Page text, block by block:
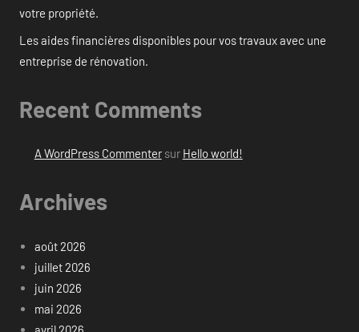
votre propriété.
Les aides financières disponibles pour vos travaux avec une
entreprise de rénovation.
Recent Comments
A WordPress Commentersur Hello world!
Archives
août 2026
juillet 2026
juin 2026
mai 2026